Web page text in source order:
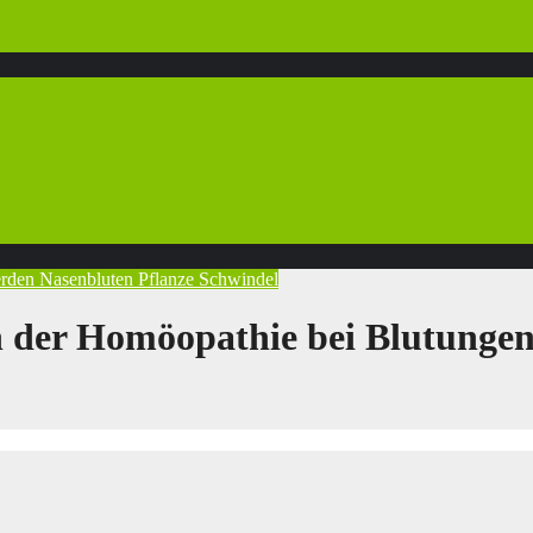
Nasenbluten Pflanze Schwindel
Homöopathie bei